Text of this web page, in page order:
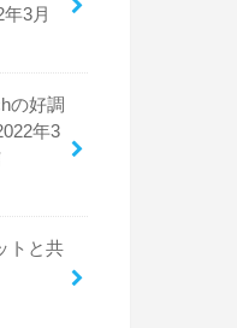
3月
の好調
年3
トと共